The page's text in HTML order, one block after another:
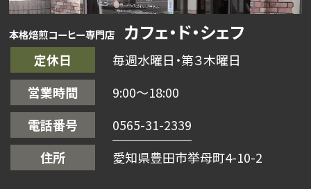
本格焙煎コーヒー専門店 カフェ・ド・シェフ
定休日
毎週水曜日・第３木曜日
営業時間
9:00〜18:00
電話番号
0565-31-2339
住所
愛知県豊田市挙母町4-10-2